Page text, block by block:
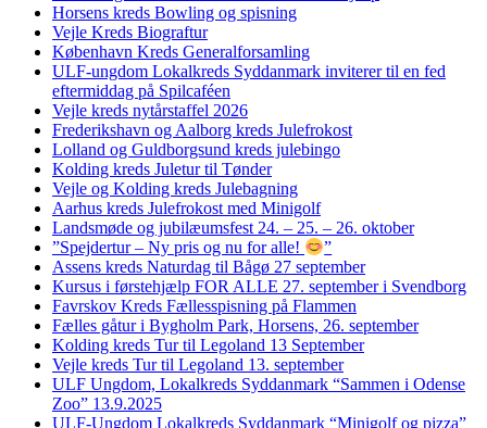
Horsens kreds Bowling og spisning
Vejle Kreds Biograftur
København Kreds Generalforsamling
ULF-ungdom Lokalkreds Syddanmark inviterer til en fed
eftermiddag på Spilcaféen
Vejle kreds nytårstaffel 2026
Frederikshavn og Aalborg kreds Julefrokost
Lolland og Guldborgsund kreds julebingo
Kolding kreds Juletur til Tønder
Vejle og Kolding kreds Julebagning
Aarhus kreds Julefrokost med Minigolf
Landsmøde og jubilæumsfest 24. – 25. – 26. oktober
”Spejdertur – Ny pris og nu for alle!
”
Assens kreds Naturdag til Bågø 27 september
Kursus i førstehjælp FOR ALLE 27. september i Svendborg
Favrskov Kreds Fællesspisning på Flammen
Fælles gåtur i Bygholm Park, Horsens, 26. september
Kolding kreds Tur til Legoland 13 September
Vejle kreds Tur til Legoland 13. september
ULF Ungdom, Lokalkreds Syddanmark “Sammen i Odense
Zoo” 13.9.2025
ULF-Ungdom Lokalkreds Syddanmark “Minigolf og pizza”